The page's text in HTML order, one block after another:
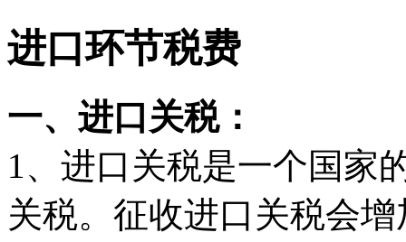
进口环节税费
一、进口关税：
1、进口关税是一个国家
关税。征收进口关税会